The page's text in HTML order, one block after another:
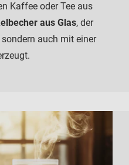
Kaffee oder Tee aus
aus Glas, der
auch mit einer